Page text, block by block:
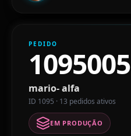
PEDIDO
1095005
mario- alfa
ID 1095 · 13 pedidos ativos
EM PRODUÇÃO